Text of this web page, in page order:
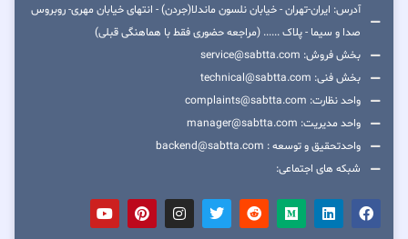
آدرس: ایران-تهران - خیابان نلسون ماندلا(جردن) - انتهای خیابان مهری- روبروس
صدا و سیما - پلاک ...... (مراجعه حضوری فقط با هماهنگی قبلی)
بخش فروش: service@sabtta.com
بخش فنی: technical@sabtta.com
واحد نظارت: complaints@sabtta.com
واحد مدیریت: manager@sabtta.com
واحدتحقیق و توسعه : backend@sabtta.com
شبکه های اجتماعی: